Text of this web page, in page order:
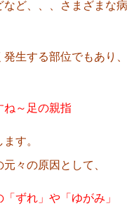
ど、、、さまざまな病
生する部位でもあり、
ね～足の親指
す。
々の原因として、
ずれ」や「ゆがみ」